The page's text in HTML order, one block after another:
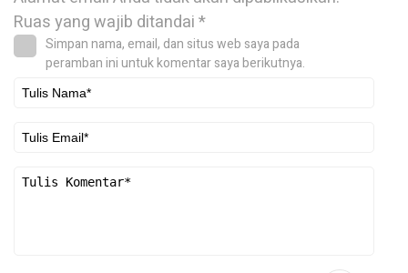
Ruas yang wajib ditandai*
Simpan nama, email, dan situs web saya pada
peramban ini untuk komentar saya berikutnya.